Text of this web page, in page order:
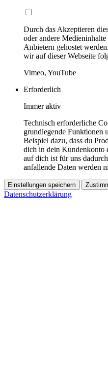
Durch das Akzeptieren
oder andere
Anbietern gehostet
wir auf dieser Webseite
Vimeo, YouTube
Erforderlich
Immer aktiv
Technisch erforderliche
grundlegende Funktionen
Beispiel dazu, dass du
dich in dein Kundenkonto
auf dich ist für uns
anfallende Daten werden
Einstellungen speichern
Datenschutzerklärung